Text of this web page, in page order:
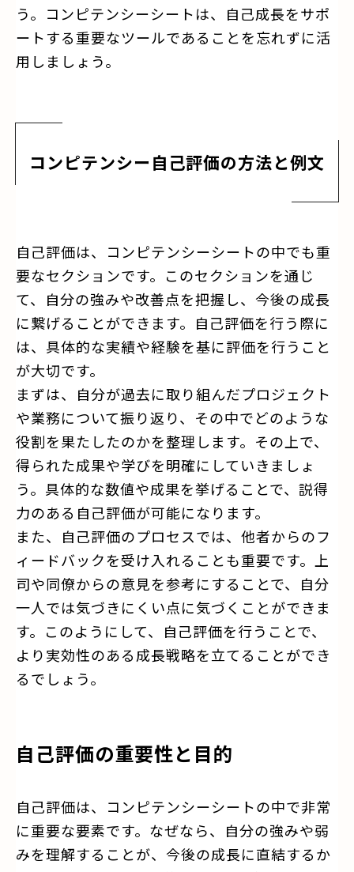
う。コンピテンシーシートは、自己成長をサポ
ートする重要なツールであることを忘れずに活
用しましょう。
コンピテンシー自己評価の方法と例文
自己評価は、コンピテンシーシートの中でも重
要なセクションです。このセクションを通じ
て、自分の強みや改善点を把握し、今後の成長
に繋げることができます。自己評価を行う際に
は、具体的な実績や経験を基に評価を行うこと
が大切です。
まずは、自分が過去に取り組んだプロジェクト
や業務について振り返り、その中でどのような
役割を果たしたのかを整理します。その上で、
得られた成果や学びを明確にしていきましょ
う。具体的な数値や成果を挙げることで、説得
力のある自己評価が可能になります。
また、自己評価のプロセスでは、他者からのフ
ィードバックを受け入れることも重要です。上
司や同僚からの意見を参考にすることで、自分
一人では気づきにくい点に気づくことができま
す。このようにして、自己評価を行うことで、
より実効性のある成長戦略を立てることができ
るでしょう。
自己評価の重要性と目的
自己評価は、コンピテンシーシートの中で非常
に重要な要素です。なぜなら、自分の強みや弱
みを理解することが、今後の成長に直結するか